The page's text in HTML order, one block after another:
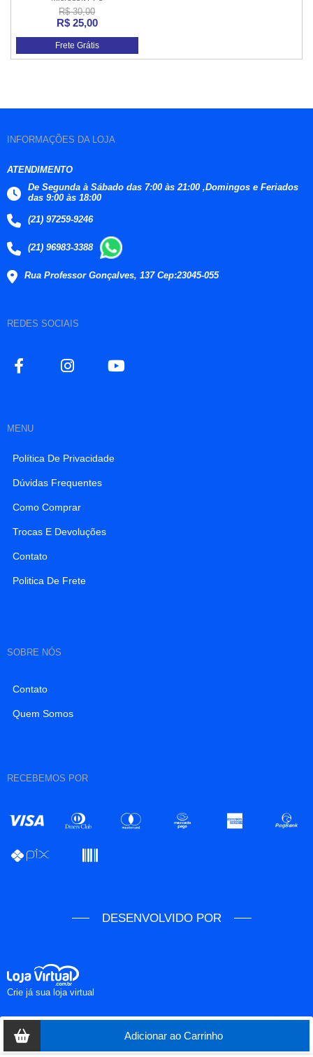
Adicionar ao Carrinho
R$ 30,00
R$ 25,00
Frete Grátis
INFORMAÇÕES DA LOJA
ATENDIMENTO
De Segunda à Sábado das 7:00 às 21:00 ,Domingos e Feriados
das 9:00 às 18:00
(21) 97259-9246
(21) 96983-3388
Rua Professor Gonçalves, 137 Cep:23045-055
REDES SOCIAIS
MENU
Política De Privacidade
Dúvidas Frequentes
Como Comprar
Trocas E Devoluções
Contato
Politica De Frete
SOBRE NÓS
Contato
Quem Somos
RECEBEMOS POR
DESENVOLVIDO POR
Crie já sua loja virtual
COPYRIGHT © Chigagames 2026 - 31.630.823/0001-24 - TODOS OS DIREITOS
RESERVADOS